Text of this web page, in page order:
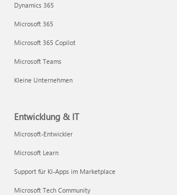
Dynamics 365
Microsoft 365
Microsoft 365 Copilot
Microsoft Teams
Kleine Unternehmen
Entwicklung & IT
Microsoft-Entwickler
Microsoft Learn
Support für KI-Apps im Marketplace
Microsoft Tech Community